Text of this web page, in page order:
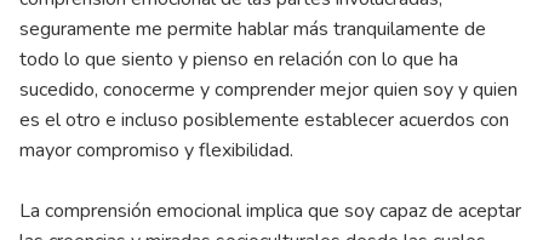
seguramente me permite hablar más tranquilamente de
todo lo que siento y pienso en relación con lo que ha
sucedido, conocerme y comprender mejor quien soy y quien
es el otro e incluso posiblemente establecer acuerdos con
mayor compromiso y flexibilidad.
La comprensión emocional implica que soy capaz de aceptar